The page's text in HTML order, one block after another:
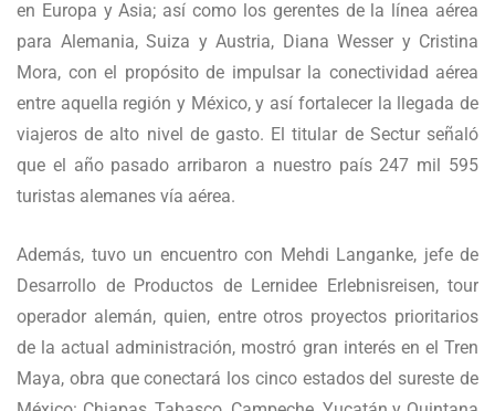
en Europa y Asia; así como los gerentes de la línea aérea
para Alemania, Suiza y Austria, Diana Wesser y Cristina
Mora, con el propósito de impulsar la conectividad aérea
entre aquella región y México, y así fortalecer la llegada de
viajeros de alto nivel de gasto. El titular de Sectur señaló
que el año pasado arribaron a nuestro país 247 mil 595
turistas alemanes vía aérea.
Además, tuvo un encuentro con Mehdi Langanke, jefe de
Desarrollo de Productos de Lernidee Erlebnisreisen, tour
operador alemán, quien, entre otros proyectos prioritarios
de la actual administración, mostró gran interés en el Tren
Maya, obra que conectará los cinco estados del sureste de